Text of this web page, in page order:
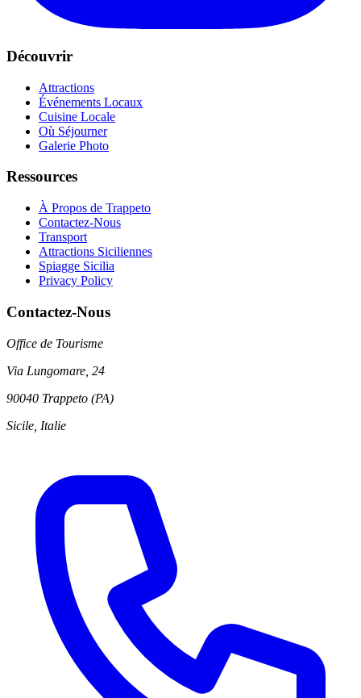
Découvrir
Attractions
Événements Locaux
Cuisine Locale
Où Séjourner
Galerie Photo
Ressources
À Propos de Trappeto
Contactez-Nous
Transport
Attractions Siciliennes
Spiagge Sicilia
Privacy Policy
Contactez-Nous
Office de Tourisme
Via Lungomare, 24
90040 Trappeto (PA)
Sicile, Italie